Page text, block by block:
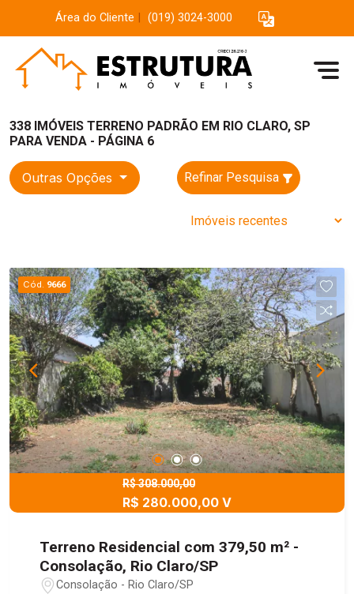
Área do Cliente (019) 3024-3000
338 IMÓVEIS TERRENO PADRÃO EM RIO CLARO, SP
PARA VENDA - PÁGINA 6
Outras Opções Refinar Pesquisa
Cód. 9666
R$ 308.000,00
R$ 280.000,00 V
Terreno Residencial com 379,50 m² -
Consolação, Rio Claro/SP
Consolação - Rio Claro/SP